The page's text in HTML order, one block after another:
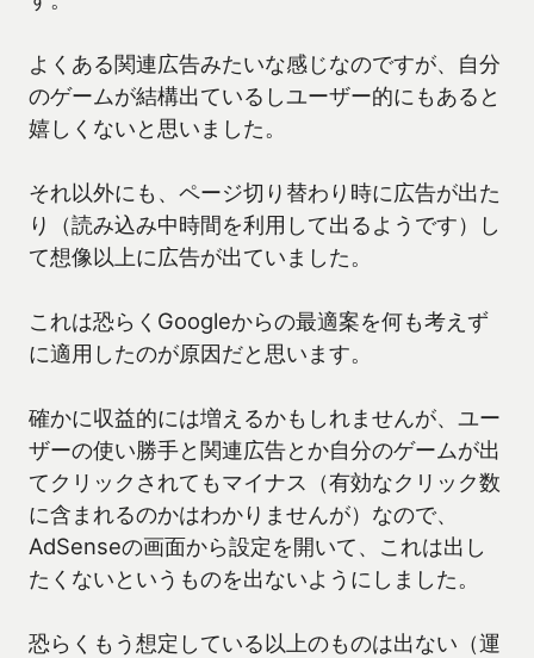
よくある関連広告みたいな感じなのですが、自分
のゲームが結構出ているしユーザー的にもあると
嬉しくないと思いました。
それ以外にも、ページ切り替わり時に広告が出た
り（読み込み中時間を利用して出るようです）し
て想像以上に広告が出ていました。
これは恐らくGoogleからの最適案を何も考えず
に適用したのが原因だと思います。
確かに収益的には増えるかもしれませんが、ユー
ザーの使い勝手と関連広告とか自分のゲームが出
てクリックされてもマイナス（有効なクリック数
に含まれるのかはわかりませんが）なので、
AdSenseの画面から設定を開いて、これは出し
たくないというものを出ないようにしました。
恐らくもう想定している以上のものは出ない（運